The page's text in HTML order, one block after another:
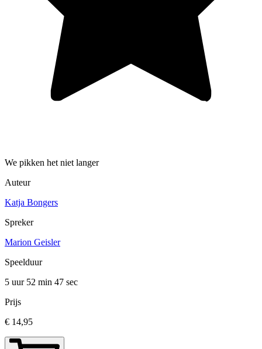
We pikken het niet langer
Auteur
Katja Bongers
Spreker
Marion Geisler
Speelduur
5 uur 52 min 47 sec
Prijs
€ 14,95